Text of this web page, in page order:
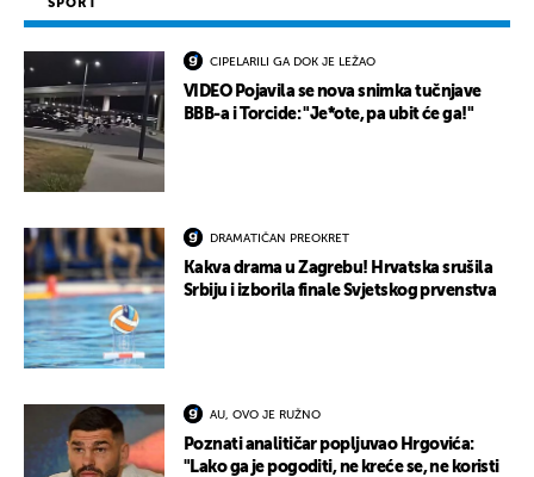
SPORT
CIPELARILI GA DOK JE LEŽAO
VIDEO Pojavila se nova snimka tučnjave
BBB-a i Torcide: "Je*ote, pa ubit će ga!"
DRAMATIČAN PREOKRET
Kakva drama u Zagrebu! Hrvatska srušila
Srbiju i izborila finale Svjetskog prvenstva
AU, OVO JE RUŽNO
Poznati analitičar popljuvao Hrgovića:
"Lako ga je pogoditi, ne kreće se, ne koristi